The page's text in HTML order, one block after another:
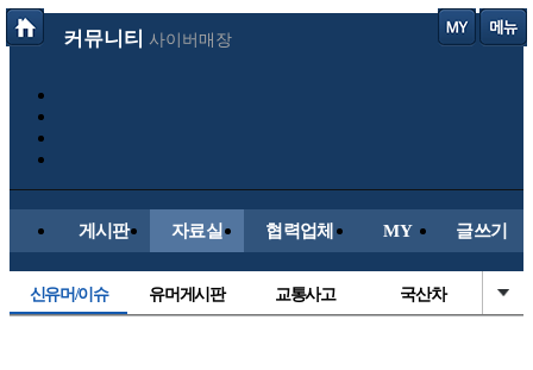
커뮤니티 사이버매장
게시판 자료실 협력업체 MY 글쓰기
신유머/이슈 유머게시판 교통사고 국산차